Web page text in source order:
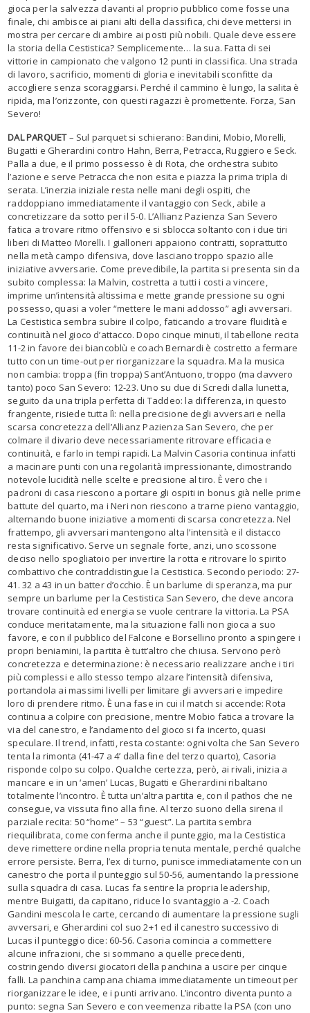
gioca per la salvezza davanti al proprio pubblico come fosse una
finale, chi ambisce ai piani alti della classifica, chi deve mettersi in
mostra per cercare di ambire ai posti più nobili. Quale deve essere
la storia della Cestistica? Semplicemente… la sua. Fatta di sei
vittorie in campionato che valgono 12 punti in classifica. Una strada
di lavoro, sacrificio, momenti di gloria e inevitabili sconfitte da
accogliere senza scoraggiarsi. Perché il cammino è lungo, la salita è
ripida, ma l’orizzonte, con questi ragazzi è promettente. Forza, San
Severo!
DAL PARQUET– Sul parquet si schierano: Bandini, Mobio, Morelli,
Bugatti e Gherardini contro Hahn, Berra, Petracca, Ruggiero e Seck.
Palla a due, e il primo possesso è di Rota, che orchestra subito
l’azione e serve Petracca che non esita e piazza la prima tripla di
serata. L’inerzia iniziale resta nelle mani degli ospiti, che
raddoppiano immediatamente il vantaggio con Seck, abile a
concretizzare da sotto per il 5-0. L’Allianz Pazienza San Severo
fatica a trovare ritmo offensivo e si sblocca soltanto con i due tiri
liberi di Matteo Morelli. I gialloneri appaiono contratti, soprattutto
nella metà campo difensiva, dove lasciano troppo spazio alle
iniziative avversarie. Come prevedibile, la partita si presenta sin da
subito complessa: la Malvin, costretta a tutti i costi a vincere,
imprime un’intensità altissima e mette grande pressione su ogni
possesso, quasi a voler “mettere le mani addosso” agli avversari.
La Cestistica sembra subire il colpo, faticando a trovare fluidità e
continuità nel gioco d’attacco. Dopo cinque minuti, il tabellone recita
11-2 in favore dei biancoblù e coach Bernardi è costretto a fermare
tutto con un time-out per riorganizzare la squadra. Ma la musica
non cambia: troppa (fin troppa) Sant’Antuono, troppo (ma davvero
tanto) poco San Severo: 12-23. Uno su due di Scredi dalla lunetta,
seguito da una tripla perfetta di Taddeo: la differenza, in questo
frangente, risiede tutta lì: nella precisione degli avversari e nella
scarsa concretezza dell’Allianz Pazienza San Severo, che per
colmare il divario deve necessariamente ritrovare efficacia e
continuità, e farlo in tempi rapidi. La Malvin Casoria continua infatti
a macinare punti con una regolarità impressionante, dimostrando
notevole lucidità nelle scelte e precisione al tiro. È vero che i
padroni di casa riescono a portare gli ospiti in bonus già nelle prime
battute del quarto, ma i Neri non riescono a trarne pieno vantaggio,
alternando buone iniziative a momenti di scarsa concretezza. Nel
frattempo, gli avversari mantengono alta l’intensità e il distacco
resta significativo. Serve un segnale forte, anzi, uno scossone
deciso nello spogliatoio per invertire la rotta e ritrovare lo spirito
combattivo che contraddistingue la Cestistica. Secondo periodo: 27-
41. 32 a 43 in un batter d’occhio. È un barlume di speranza, ma pur
sempre un barlume per la Cestistica San Severo, che deve ancora
trovare continuità ed energia se vuole centrare la vittoria. La PSA
conduce meritatamente, ma la situazione falli non gioca a suo
favore, e con il pubblico del Falcone e Borsellino pronto a spingere i
propri beniamini, la partita è tutt’altro che chiusa. Servono però
concretezza e determinazione: è necessario realizzare anche i tiri
più complessi e allo stesso tempo alzare l’intensità difensiva,
portandola ai massimi livelli per limitare gli avversari e impedire
loro di prendere ritmo. È una fase in cui il match si accende: Rota
continua a colpire con precisione, mentre Mobio fatica a trovare la
via del canestro, e l’andamento del gioco si fa incerto, quasi
speculare. Il trend, infatti, resta costante: ogni volta che San Severo
tenta la rimonta (41-47 a 4’ dalla fine del terzo quarto), Casoria
risponde colpo su colpo. Qualche certezza, però, ai rivali, inizia a
mancare e in un ‘amen’ Lucas, Bugatti e Gherardini ribaltano
totalmente l’incontro. È tutta un’altra partita e, con il pathos che ne
consegue, va vissuta fino alla fine. Al terzo suono della sirena il
parziale recita: 50 “home” – 53 “guest”. La partita sembra
riequilibrata, come conferma anche il punteggio, ma la Cestistica
deve rimettere ordine nella propria tenuta mentale, perché qualche
errore persiste. Berra, l’ex di turno, punisce immediatamente con un
canestro che porta il punteggio sul 50-56, aumentando la pressione
sulla squadra di casa. Lucas fa sentire la propria leadership,
mentre Buigatti, da capitano, riduce lo svantaggio a -2. Coach
Gandini mescola le carte, cercando di aumentare la pressione sugli
avversari, e Gherardini col suo 2+1 ed il canestro successivo di
Lucas il punteggio dice: 60-56. Casoria comincia a commettere
alcune infrazioni, che si sommano a quelle precedenti,
costringendo diversi giocatori della panchina a uscire per cinque
falli. La panchina campana chiama immediatamente un timeout per
riorganizzare le idee, e i punti arrivano. L’incontro diventa punto a
punto: segna San Severo e con veemenza ribatte la PSA (con uno